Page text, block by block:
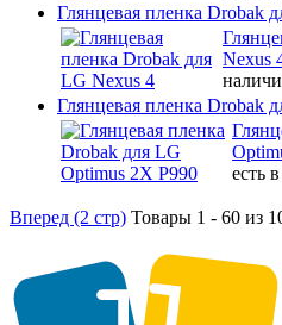
Глянцевая пленка Drobak
Nexus
Глянцевая пленка Drobak
есть
Вперед (2 стр) Товары 1 - 60 из